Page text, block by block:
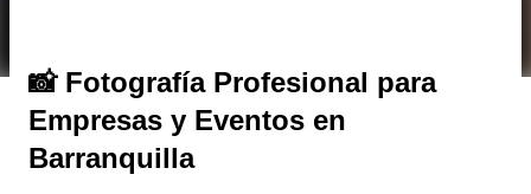
📸 Fotografía Profesional para
Empresas y Eventos en
Barranquilla